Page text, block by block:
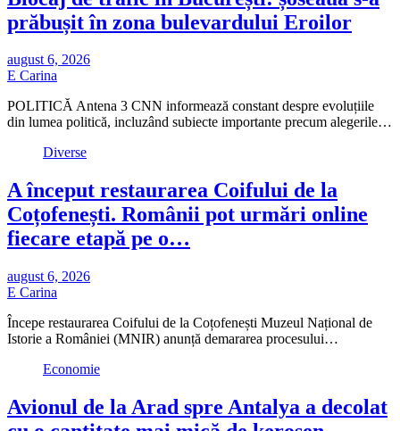
prăbușit în zona bulevardului Eroilor
august 6, 2026
E Carina
POLITICĂ Antena 3 CNN informează constant despre evoluțiile
din lumea politică, incluzând subiecte importante precum alegerile…
Diverse
A început restaurarea Coifului de la
Coțofenești. Românii pot urmări online
fiecare etapă pe o…
august 6, 2026
E Carina
Începe restaurarea Coifului de la Coțofenești Muzeul Național de
Istorie a României (MNIR) anunță demararea procesului…
Economie
Avionul de la Arad spre Antalya a decolat